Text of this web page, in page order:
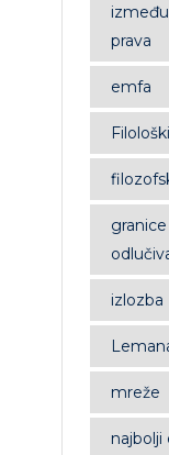
prava
emfa
izlozba
mreže
najbolji